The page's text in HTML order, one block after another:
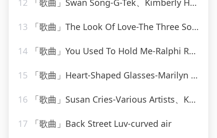
12 「歌曲」Swan Song-G-Tek、Kimberly Hale
13 「歌曲」The Look Of Love-The Three Sounds
14 「歌曲」You Used To Hold Me-Ralphi Rosario
15 「歌曲」Heart-Shaped Glasses-Marilyn Manson
16 「歌曲」Susan Cries-Various Artists、Kahua Music Ltd、Matthew Loots、Matthew Prehn
17 「歌曲」Back Street Luv-curved air